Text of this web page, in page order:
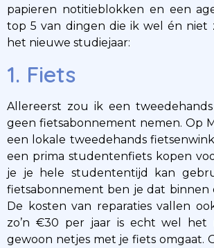
papieren notitieblokken en een
top 5 van dingen die ik wel én niet
het nieuwe studiejaar:
1. Fiets
Allereerst zou ik een
geen fietsabonnement nemen. Op
een lokale tweedehands
een prima studentenfiets kopen
je je hele studententijd kan
fietsabonnement ben je dat binnen
De kosten van reparaties vallen
zo’n €30 per jaar is echt wel het
gewoon netjes met je fiets omgaat.